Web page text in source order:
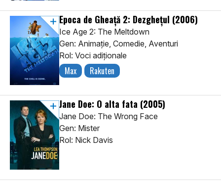
Epoca de Gheață 2: Dezghețul (2006)
Ice Age 2: The Meltdown
Gen: Animaţie, Comedie, Aventuri
Rol: Voci adiţionale
Max Rakuten
Jane Doe: O alta fata (2005)
Jane Doe: The Wrong Face
Gen: Mister
Rol: Nick Davis